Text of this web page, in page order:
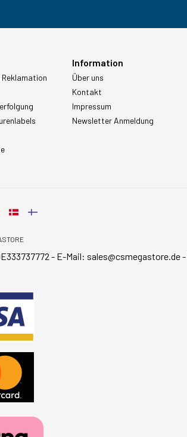
Information
Über uns
Kontakt
Impressum
Newsletter Anmeldung
- E-Mail: sales@csmegastore.de-